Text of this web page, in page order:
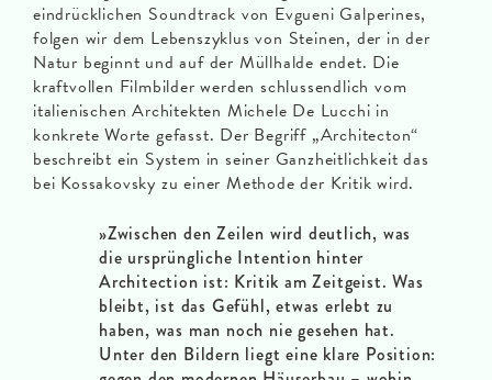
eindrücklichen Soundtrack von Evgueni Galperines,
folgen wir dem Lebenszyklus von Steinen, der in der
Natur beginnt und auf der Müllhalde endet. Die
kraftvollen Filmbilder werden schlussendlich vom
italienischen Architekten Michele De Lucchi in
konkrete Worte gefasst. Der Begriff „Architecton“
beschreibt ein System in seiner Ganzheitlichkeit das
bei Kossakovsky zu einer Methode der Kritik wird.
»Zwischen den Zeilen wird deutlich, was
die ursprüngliche Intention hinter
Architection ist: Kritik am Zeitgeist. Was
bleibt, ist das Gefühl, etwas erlebt zu
haben, was man noch nie gesehen hat.
Unter den Bildern liegt eine klare Position: